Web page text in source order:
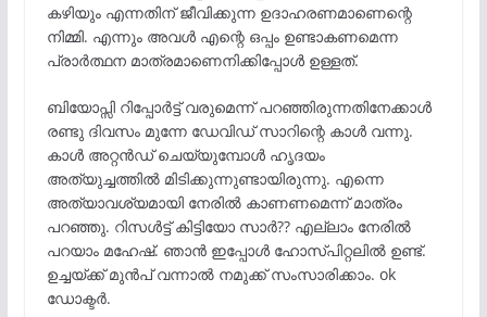
കഴിയും എന്നതിന് ജീവിക്കുന്ന ഉദാഹരണമാണെന്റെ
നിമ്മി. എന്നും അവൾ എന്റെ ഒപ്പം ഉണ്ടാകണമെന്ന
പ്രാർത്ഥന മാത്രമാണെനിക്കിപ്പോൾ ഉള്ളത്.
ബിയോപ്സി റിപ്പോർട്ട്‌ വരുമെന്ന് പറഞ്ഞിരുന്നതിനേക്കാൾ
രണ്ടു ദിവസം മുന്നേ ഡേവിഡ് സാറിന്റെ കാൾ വന്നു.
കാൾ അറ്റൻഡ് ചെയ്യുമ്പോൾ ഹൃദയം
അത്യുച്ചത്തിൽ മിടിക്കുന്നുണ്ടായിരുന്നു. എന്നെ
അത്യാവശ്യമായി നേരിൽ കാണണമെന്ന് മാത്രം
പറഞ്ഞു. റിസൾട്ട്‌ കിട്ടിയോ സാർ?? എല്ലാം നേരിൽ
പറയാം മഹേഷ്‌. ഞാൻ ഇപ്പോൾ ഹോസ്പിറ്റലിൽ ഉണ്ട്.
ഉച്ചയ്ക്ക് മുൻപ് വന്നാൽ നമുക്ക് സംസാരിക്കാം. ok
ഡോക്ടർ.